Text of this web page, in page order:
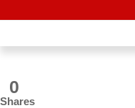
0
Shares